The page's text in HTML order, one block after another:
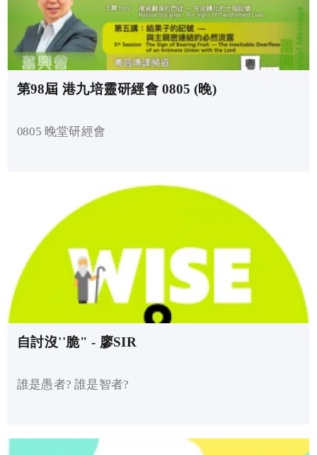
第98屆 港九培靈研經會 0805 (晚)
0805 晚堂研經會
自討沒''脆" - 廖SIR
誰是愚者? 誰是智者?